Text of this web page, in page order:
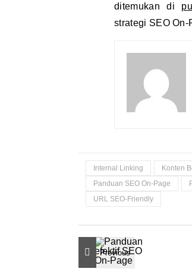
ditemukan di
strategi SEO On-
Internal Linking Konten
Panduan SEO On-Page
URL SEO-Friendly